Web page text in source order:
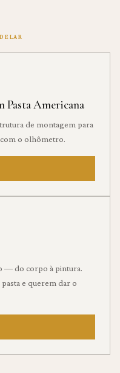
Pasta Americana
de montagem para
o olhômetro.
— do corpo à pintura.
e querem dar o